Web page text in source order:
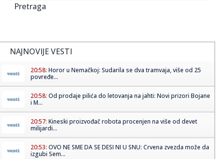
Pretraga
NAJNOVIJE VESTI
20:58: Horor u Nemačkoj: Sudarila se dva tramvaja, više od 25
povređe...
20:58: Od prodaje pilića do letovanja na jahti: Novi prizori Bojane
i M...
20:57: Kineski proizvođač robota procenjen na više od devet
milijardi...
20:53: OVO NE SME DA SE DESI NI U SNU: Crvena zvezda može da
izgubi Sem...